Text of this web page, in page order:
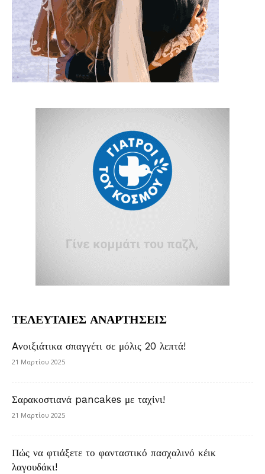
ΤΕΛΕΥΤΑΙΕΣ ΑΝΑΡΤΗΣΕΙΣ
Aνοιξιάτικα σπαγγέτι σε μόλις 20 λεπτά!
21 Μαρτίου 2025
Σαρακοστιανά pancakes με ταχίνι!
21 Μαρτίου 2025
Πώς να φτιάξετε το φανταστικό πασχαλινό κέικ
λαγουδάκι!